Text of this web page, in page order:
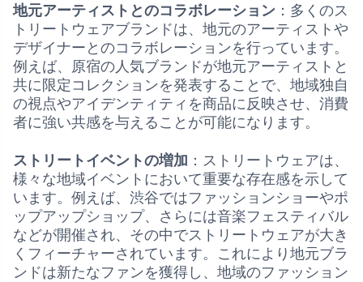
地元アーティストとのコラボレーション ：多くのス
トリートウェアブランドは、地元のアーティストや
デザイナーとのコラボレーションを行っています。
例えば、原宿の人気ブランドが地元アーティストと
共に限定コレクションを発表することで、地域独自
の視点やアイデンティティを商品に反映させ、消費
者に強い共感を与えることが可能になります。
ストリートイベントの増加 ：ストリートウェアは、
様々な地域イベントにおいて重要な存在感を示して
います。例えば、渋谷ではファッションショーやポ
ップアップショップ、さらには音楽フェスティバル
などが開催され、その中でストリートウェアが大き
くフィーチャーされています。これにより地元ブラ
ンドは新たなファンを獲得し、地域のファッション